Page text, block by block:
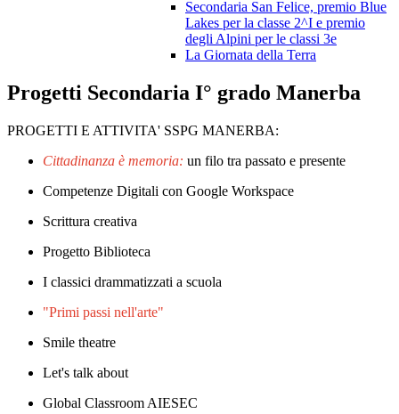
Secondaria San Felice, premio Blue
Lakes per la classe 2^I e premio
degli Alpini per le classi 3e
La Giornata della Terra
Progetti Secondaria I° grado Manerba
PROGETTI E ATTIVITA' SSPG MANERBA:
Cittadinanza è memoria: un filo tra passato e presente
Competenze Digitali con Google Workspace
Scrittura creativa
Progetto Biblioteca
I classici drammatizzati a scuola
"Primi passi nell'arte"
Smile theatre
Let's talk about
Global Classroom AIESEC